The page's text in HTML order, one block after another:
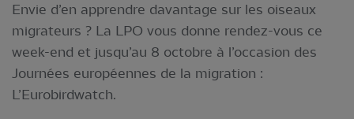
Envie d’en apprendre davantage sur les oiseaux
migrateurs ? La LPO vous donne rendez-vous ce
week-end et jusqu’au 8 octobre à l’occasion des
Journées européennes de la migration :
L’Eurobirdwatch.